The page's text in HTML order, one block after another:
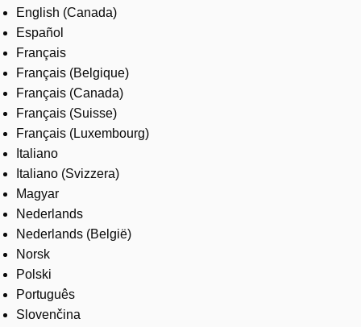
English (Canada)
Español
Français
Français (Belgique)
Français (Canada)
Français (Suisse)
Français (Luxembourg)
Italiano
Italiano (Svizzera)
Magyar
Nederlands
Nederlands (België)
Norsk
Polski
Português
Slovenčina